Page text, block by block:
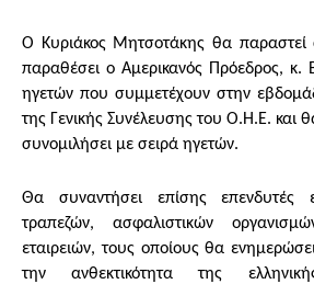
Ο Κυριάκος Μητσοτάκης θα
παραθέσει ο Αμερικανός Πρόεδρος, κ.
ηγετών που συμμετέχουν στην
της Γενικής Συνέλευσης του Ο.Η.Ε. και
συνομιλήσει με σειρά ηγετών.
Θα συναντήσει επίσης επενδυτές
τραπεζών, ασφαλιστικών
εταιρειών, τους οποίους θα
την ανθεκτικότητα της